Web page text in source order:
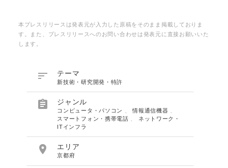
本プレスリリースは発表元が入力した原稿をそのまま掲載しておりま
す。また、プレスリリースへのお問い合わせは発表元に直接お願いいた
します。
 テーマ
新技術・研究開発・特許
 ジャンル
コンピュータ・パソコン 、情報通信機器
スマートフォン・携帯電話
ネットワーク・
ITインフラ
 エリア
京都府